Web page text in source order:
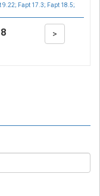
9.22; Fapt 17.3; Fapt 18.5;
>